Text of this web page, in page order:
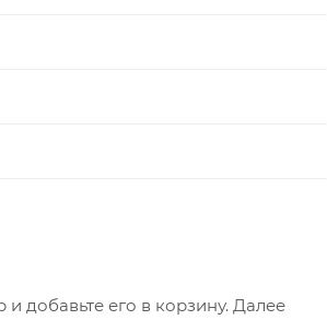
добавьте его в корзину. Далее